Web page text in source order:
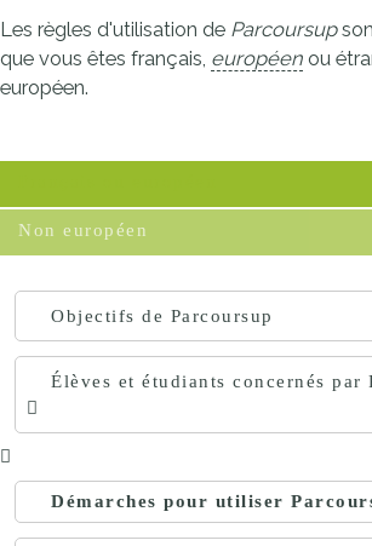
Les règles d'utilisation de Parcoursup
que vous êtes français, européen ou
européen.
Non européen
Objectifs de Parcoursup
Élèves et étudiants concernés par
Démarches pour utiliser